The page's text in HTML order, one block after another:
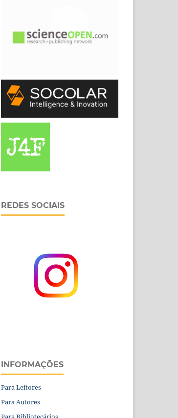
REDES SOCIAIS
INFORMAÇÕES
Para Leitores
Para Autores